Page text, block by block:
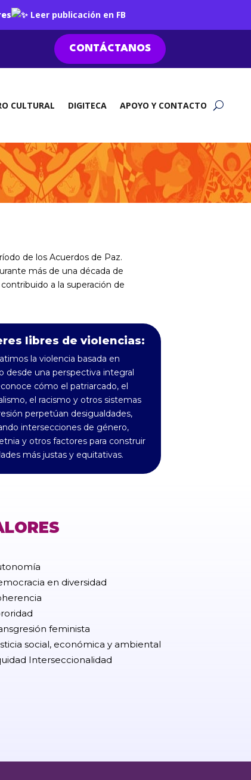
Leer publicación en FB
CONTÁCTANOS
CULTURAL DIGITECA APOYO Y CONTACTO
de los Acuerdos de Paz.
más de una década de
a la superación de
libres de violencias:
la violencia basada en
desde una perspectiva integral
cómo el patriarcado, el
el racismo y otros sistemas
perpetúan desigualdades,
intersecciones de género,
y otros factores para construir
más justas y equitativas.
en diversidad
feminista
social, económica y ambiental
Interseccionalidad